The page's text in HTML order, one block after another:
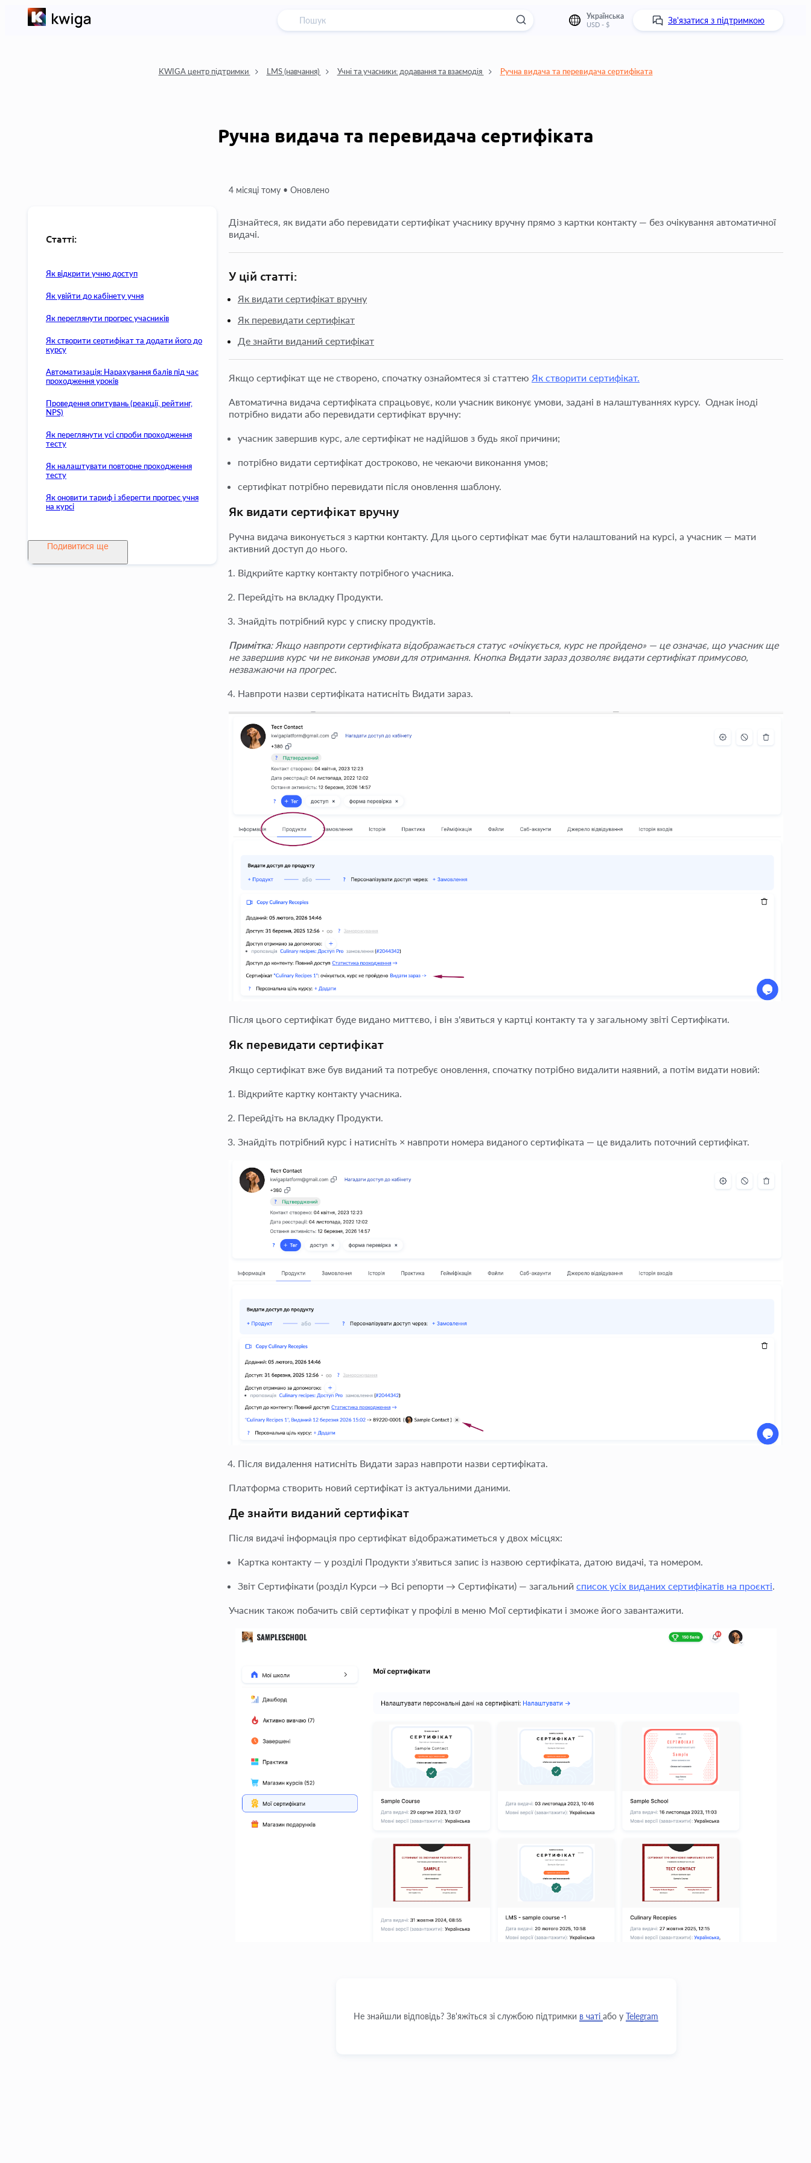
Українська
USD - $ Зв'язатися з підтримкою
KWIGA центр підтримки LMS (навчання) Учні та учасники: додавання та взаємодія Ручна видача та перевидача сертифіката
Ручна видача та перевидача сертифіката
Статті:
Як відкрити учню доступ
Як увійти до кабінету учня
Як переглянути прогрес учасників
Як створити сертифікат та додати його до
курсу
Автоматизація: Нарахування балів під час
проходження уроків
Проведення опитувань (реакції, рейтинг,
NPS)
Як переглянути усі спроби проходження
тесту
Як налаштувати повторне проходження
тесту
Як оновити тариф і зберегти прогрес учня
на курсі
Подивитися ще
4 місяці тому • Оновлено
Дізнайтеся, як видати або перевидати сертифікат учаснику вручну прямо з картки контакту — без очікування автоматичної
видачі.
У цій статті:
Як видати сертифікат вручну
Як перевидати сертифікат
Де знайти виданий сертифікат
Якщо сертифікат ще не створено, спочатку ознайомтеся зі статтею Як створити сертифікат.
Автоматична видача сертифіката спрацьовує, коли учасник виконує умови, задані в налаштуваннях курсу. Однак іноді
потрібно видати або перевидати сертифікат вручну:
учасник завершив курс, але сертифікат не надійшов з будь якої причини;
потрібно видати сертифікат достроково, не чекаючи виконання умов;
сертифікат потрібно перевидати після оновлення шаблону.
Як видати сертифікат вручну
Ручна видача виконується з картки контакту. Для цього сертифікат має бути налаштований на курсі, а учасник — мати
активний доступ до нього.
Відкрийте картку контакту потрібного учасника.
Перейдіть на вкладку Продукти
Знайдіть потрібний курс у списку продуктів.
Примітка: Якщо навпроти сертифіката відображається статус «очікується, курс не пройдено» — це означає, що учасник ще
не завершив курс чи не виконав умови для отримання. Кнопка Видати зараз дозволяє видати сертифікат примусово,
незважаючи на прогрес.
Навпроти назви сертифіката натисніть Видати зараз
Після цього сертифікат буде видано миттєво, і він з'явиться у картці контакту та у загальному звіті Сертифікати
Як перевидати сертифікат
Якщо сертифікат вже був виданий та потребує оновлення, спочатку потрібно видалити наявний, а потім видати новий:
Відкрийте картку контакту учасника.
Перейдіть на вкладку Продукти
Знайдіть потрібний курс і натисніть × навпроти номера виданого сертифіката — це видалить поточний сертифікат.
Після видалення натисніть Видати зараз навпроти назви сертифіката.
Платформа створить новий сертифікат із актуальними даними.
Де знайти виданий сертифікат
Після видачі інформація про сертифікат відображатиметься у двох місцях:
Картка контакту — у розділі Продукти з'явиться запис із назвою сертифіката, датою видачі, та номером.
Звіт Сертифікати (розділ Курси → Всі репорти → Сертифікати) — загальний список усіх виданих сертифікатів на проєкті.
Учасник також побачить свій сертифікат у профілі в меню Мої сертифікати і зможе його завантажити.
Не знайшли відповідь? Зв'яжіться зі службою підтримки в чаті або у Telegram